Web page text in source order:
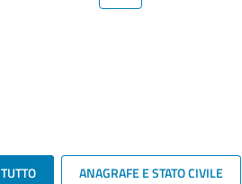
TUTTO ANAGRAFE E STATO CIVILE